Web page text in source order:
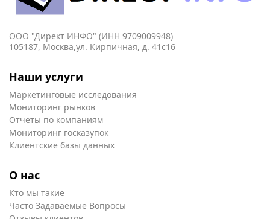
ООО "Директ ИНФО" (ИНН 9709009948)
105187, Москва,ул. Кирпичная, д. 41с16
Наши услуги
Маркетинговые исследования
Мониторинг рынков
Отчеты по компаниям
Мониторинг госказупок
Клиентские базы данных
О нас
Кто мы такие
Часто Задаваемые Вопросы